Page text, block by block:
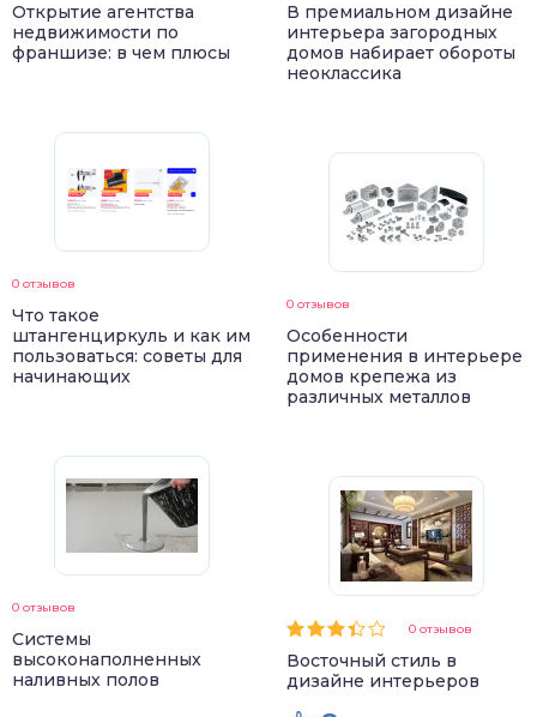
Открытие агентства
недвижимости по
франшизе: в чем плюсы
0 отзывов
Что такое
штангенциркуль и как им
пользоваться: советы для
начинающих
0 отзывов
Системы
высоконаполненных
наливных полов
В премиальном дизайне
интерьера загородных
домов набирает обороты
неоклассика
0 отзывов
Особенности
применения в интерьере
домов крепежа из
различных металлов
0 отзывов
Восточный стиль в
дизайне интерьеров